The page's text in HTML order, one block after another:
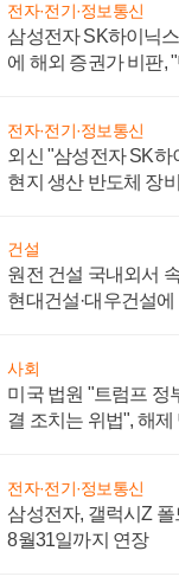
전자·전기·정보통신
삼성전자 SK하이닉
에 해외 증권가 비판,
전자·전기·정보통신
외신 "삼성전자 SK하
현지 생산 반도체 장
건설
원전 건설 국내외서
현대건설·대우건설
사회
미국 법원 "트럼프 정
결 조치는 위법", 해제
전자·전기·정보통신
삼성전자, 갤럭시Z
8월31일까지 연장